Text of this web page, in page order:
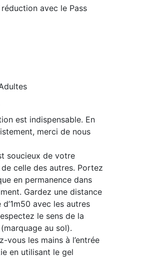
avec le Pass
est indispensable. En
merci de nous
soucieux de votre
celle des autres. Portez
en permanence dans
Gardez une distance
avec les autres
le sens de la
au sol).
vous les mains à l’entrée
en utilisant le gel